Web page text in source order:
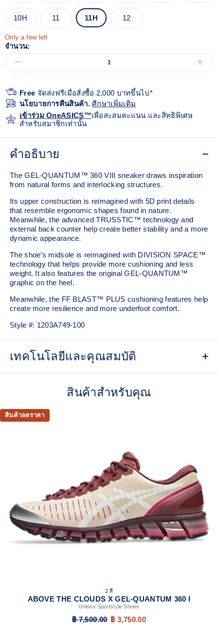
10H 11 11H 12
Only a few left
จำนวน:
Free จัดส่งฟรีเมื่อสั่งซื้อ 2,000 บาทขึ้นไป*
นโยบายการคืนสินค้า.ศีกษาเพิ่มเติม
เข้าร่วม OneASICS™เพื่อสะสมคะแนน และสิทธิพิเศษ
สำหรับสมาชิกเท่านั้น
คำอธิบาย
The GEL-QUANTUM™ 360 VIII sneaker draws inspiration
from natural forms and interlocking structures. ​
Its upper construction is reimagined with 5D print details
that resemble ergonomic shapes found in nature.
Meanwhile, the advanced TRUSSTIC™ technology and
external back counter help create better stability and a more
dynamic appearance.
The shoe’s midsole is reimagined with DIVISION SPACE™
technology that helps provide more cushioning and less
weight.​ It also features the original GEL-QUANTUM™
graphic on the heel.
Meanwhile, the FF BLAST™ PLUS cushioning features help
create more resilience and more underfoot comfort.
Style #: 1203A749-100
เทคโนโลยีและคุณสมบัติ
Designed in conjunction with the ASICS Institute of
External Molded TPU back counter with graphic design
Helps create a dynamic aesthetic and better stability
FF BLAST™ PLUS cushioning from our running
collection has been re-tuned for everyday purposes
DIVISION SPACE™ cushioning
Improves impact absorption and creates a softer feeling at
footstrike
The sockliner is produced with the solution dyeing
process that reduces water usage by approximately
สินค้าสำหรับคุณ
สินค้าลดราคา
2 สี
ABOVE THE CLOUDS X GEL-QUANTUM 360 I
Unisex Sportstyle Shoes
฿ 7,500.00 ฿ 3,750.00